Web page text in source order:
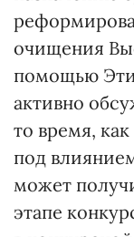
очищения
помощью
активно
то время,
под
может
этапе